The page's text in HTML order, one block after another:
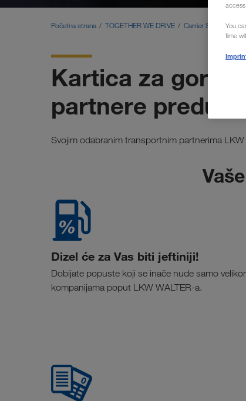
Početna strana TOGETHER WE DRIVE Carrier Services
Kartica za
partnere
Svojim odabranim transportnim partnerima
Dizel će za Vas biti jeftiniji!
Dobijate popuste koji se inače nude samo
kompanijama poput LKW WALTER-a.
You
time